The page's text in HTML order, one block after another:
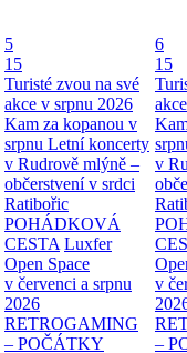
5
15
Turisté zvou na své
akce v srpnu 2026
Kam za kopanou v
srpnu Letní koncerty
v Rudrově mlýně –
občerstvení v srdci
Ratibořic
POHÁDKOVÁ
CESTA Luxfer
Open Space
v červenci a srpnu
2026
RETROGAMING
– POČÁTKY
6
15
v
v
–